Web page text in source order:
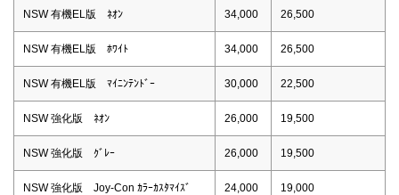
NSW 有機EL版 ﾈｵﾝ 34,000 26,500
NSW 有機EL版 ﾎﾜｲﾄ 34,000 26,500
NSW 有機EL版 ﾏｲﾆﾝﾃﾝﾄﾞｰ 30,000 22,500
NSW 強化版 ﾈｵﾝ 26,000 19,500
NSW 強化版 ｸﾞﾚｰ 26,000 19,500
NSW 強化版 Joy-Con ｶﾗｰｶｽﾀﾏｲｽﾞ 24,000 19,000